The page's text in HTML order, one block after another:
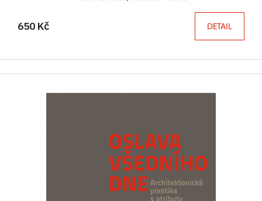
650 Kč DETAIL